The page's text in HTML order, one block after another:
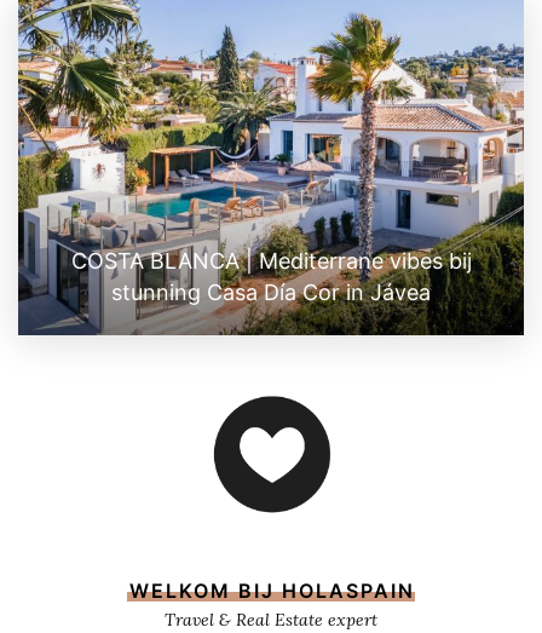
COSTA BLANCA | Mediterrane vibes bij
stunning Casa Día Cor in Jávea
WELKOM BIJ HOLASPAIN
Travel & Real Estate expert